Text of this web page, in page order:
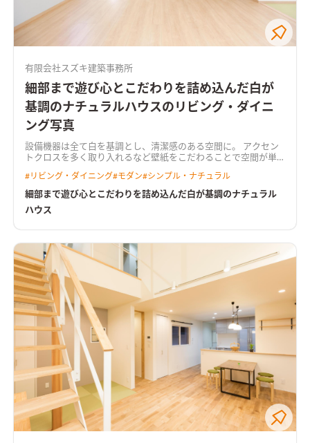
有限会社スズキ建築事務所
細部まで遊び心とこだわりを詰め込んだ白が
基調のナチュラルハウスのリビング・ダイニ
ング写真
設備機器は全て白を基調とし、清潔感のある空間に。 アクセン
トクロスを多く取り入れるなど壁紙をこだわることで空間が単
ッドデッキから外に出ることができ、雨が降った日は畳コーナー
でゆっくりくつろいだり。 生活のしやすさだけではなく収納内
#リビング・ダイニング#モダン#シンプル・ナチュラル
細部まで遊び心とこだわりを詰め込んだ白が基調のナチュラル
ハウス